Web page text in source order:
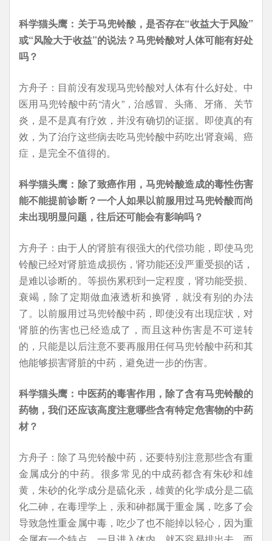
科学猫头鹰：关于马兜铃酸，是否存在“收益大于风险”
或“风险大于收益”的说法？马兜铃酸对人体可能有好处
吗？
方舟子：目前没有发现马兜铃酸对人体有什么好处。中
医用马兜铃酸中药“清火”，治感冒、头痛、牙痛、关节
炎，是不是真有疗效，并没有确切的证据。即使真的有
效，为了治疗这些病去吃马兜铃酸中药吃出肾衰竭、癌
症，是完全不值得的。
科学猫头鹰：除了致癌作用，马兜铃酸造成的毒性伤害
能不能提前诊断？一个人如果以前服用过马兜铃酸而尚
未出现明显问题，往后还可能会有影响吗？
方舟子：由于人的肾脏有很强大的代偿功能，即使马兜
铃酸已经对肾脏造成损伤，肾功能还没严重受损的话，
是难以诊断的。等损伤累积到一定程度，肾功能受损、
衰竭，除了定期做血液透析和换肾，就没有别的办法
了。以前服用过马兜铃酸中药，即使没有出现症状，对
肾脏的伤害也已经造成了，而且这种伤害是不可逆转
的，只能是以后注意不要再服用任何马兜铃酸中药和其
他能够损害肾脏的中药，避免进一步的伤害。
科学猫头鹰：中医药的毒害作用，除了含有马兜铃酸的
药物，我们还应该高度注意哪些含有特定危害物的中药
材？
方舟子：除了马兜铃酸中药，还要特别注意那些含有重
金属成分的中药。很多常见的中成药都含有朱砂和雄
黄，朱砂的化学成分是硫化汞，雄黄的化学成分是二硫
化二砷，在毒理学上，汞和砷都属于重金属，吃多了会
导致急性重金属中毒，吃少了也不能掉以轻心，因为重